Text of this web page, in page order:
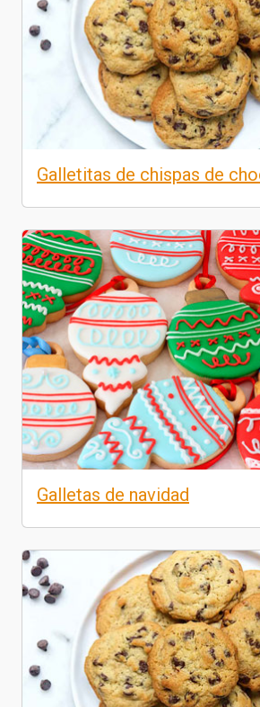
Galletitas de chispas de
Galletas de navidad